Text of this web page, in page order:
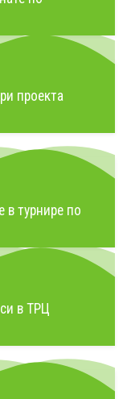
проекта
турнире по
в ТРЦ